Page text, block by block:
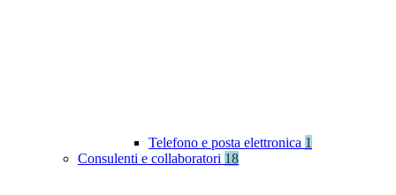
Telefono e posta elettronica 1
Consulenti e collaboratori 18